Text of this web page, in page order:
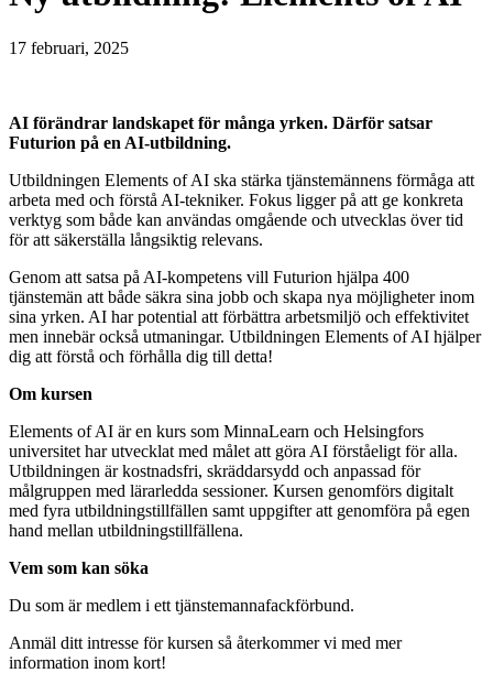
17 februari, 2025
AI förändrar landskapet för många yrken. Därför satsar
Futurion på en AI-utbildning.
Utbildningen Elements of AI ska stärka tjänstemännens förmåga att
arbeta med och förstå AI-tekniker. Fokus ligger på att ge konkreta
verktyg som både kan användas omgående och utvecklas över tid
för att säkerställa långsiktig relevans.
Genom att satsa på AI-kompetens vill Futurion hjälpa 400
tjänstemän att både säkra sina jobb och skapa nya möjligheter inom
sina yrken. AI har potential att förbättra arbetsmiljö och effektivitet
men innebär också utmaningar. Utbildningen Elements of AI hjälper
dig att förstå och förhålla dig till detta!
Om kursen
Elements of AI är en kurs som MinnaLearn och Helsingfors
universitet har utvecklat med målet att göra AI förståeligt för alla.
Utbildningen är kostnadsfri, skräddarsydd och anpassad för
målgruppen med lärarledda sessioner. Kursen genomförs digitalt
med fyra utbildningstillfällen samt uppgifter att genomföra på egen
hand mellan utbildningstillfällena.
Vem som kan söka
Du som är medlem i ett tjänstemannafackförbund.
Anmäl ditt intresse för kursen så återkommer vi med mer
information inom kort!